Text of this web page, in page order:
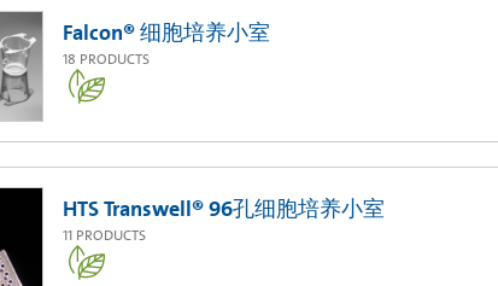
Falcon® 细胞培养小室
18 PRODUCTS
HTS Transwell® 96孔细胞培养小室
11 PRODUCTS